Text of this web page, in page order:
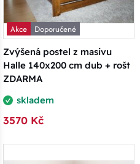
Akce
Doporučené
Zvýšená postel z masivu
Halle 140x200 cm dub + rošt
ZDARMA
skladem
3570 Kč